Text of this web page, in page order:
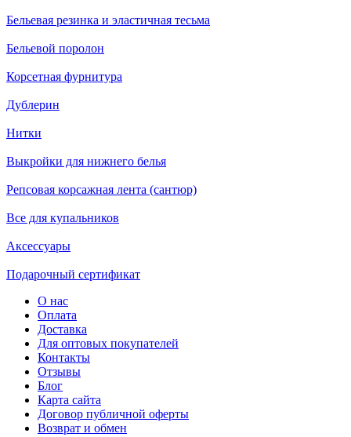
Бельевая резинка и эластичная тесьма
Бельевой поролон
Корсетная фурнитура
Дублерин
Нитки
Выкройки для нижнего белья
Репсовая корсажная лента (сантюр)
Все для купальников
Аксессуары
Подарочный сертификат
О нас
Оплата
Доставка
Для оптовых покупателей
Контакты
Отзывы
Блог
Карта сайта
Договор публичной оферты
Возврат и обмен